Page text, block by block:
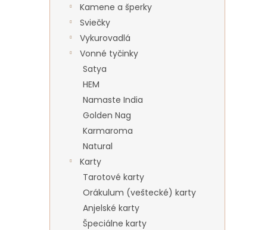
Kamene a šperky
Sviečky
Vykurovadlá
Vonné tyčinky
Satya
HEM
Namaste India
Golden Nag
Karmaroma
Natural
Karty
Tarotové karty
Orákulum (veštecké) karty
Anjelské karty
Špeciálne karty